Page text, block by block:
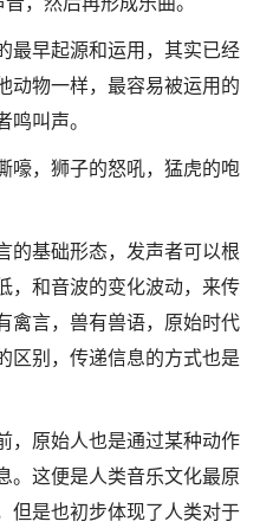
最早起源和运用，其实已经
动物一样，最容易被运用的
鸣叫声。
嚎，狮子的怒吼，猛虎的咆
的基础形态，发声者可以根
，和音波的变化波动，来传
禽言，兽有兽语，原始时代
区别，传递信息的方式也是
，原始人也是通过某种动作
。这便是人类音乐文化最原
但是也初步体现了人类对于